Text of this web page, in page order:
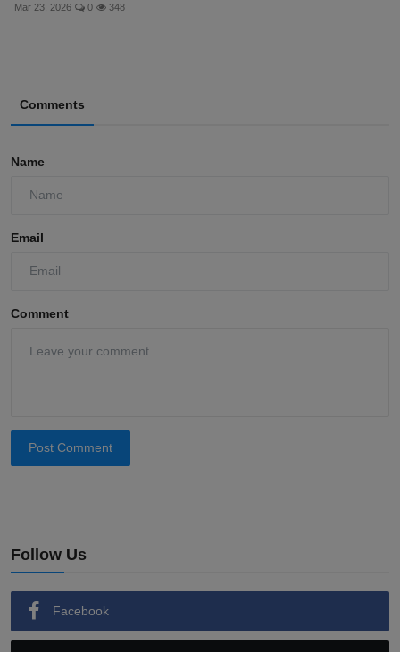
Mar 23, 2026 0 348
Comments
Name
Email
Comment
Post Comment
Follow Us
Facebook